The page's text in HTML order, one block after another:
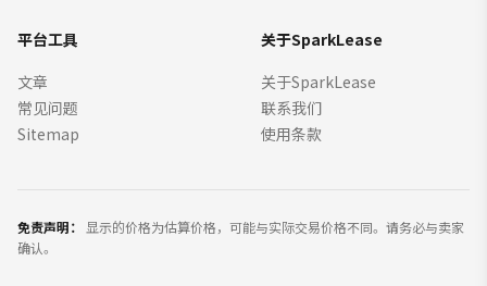
平台工具
文章
常见问题
Sitemap
关于SparkLease
关于SparkLease
联系我们
使用条款
免责声明：
显示的价格为估算价格，可能与实际交易价格不同。请务必与卖家
确认。